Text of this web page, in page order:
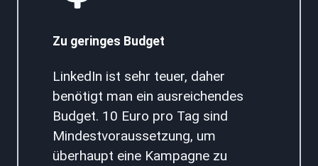
Zu geringes Budget
LinkedIn ist sehr teuer, daher
benötigt man ein ausreichendes
Budget. 10 Euro pro Tag sind
Mindestvoraussetzung, um
überhaupt eine Kampagne zu